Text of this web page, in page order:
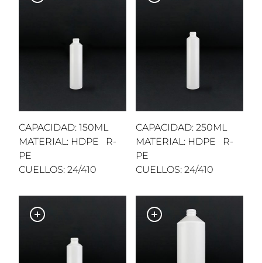
CAPACIDAD: 150ML
MATERIAL: HDPE R-
PE
CUELLOS: 24/410
CAPACIDAD: 250ML
MATERIAL: HDPE R-
PE
CUELLOS: 24/410